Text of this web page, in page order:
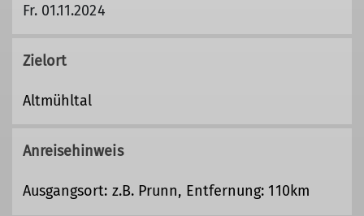
Fr. 01.11.2024
Zielort
Altmühltal
Anreisehinweis
Ausgangsort: z.B. Prunn, Entfernung: 110km